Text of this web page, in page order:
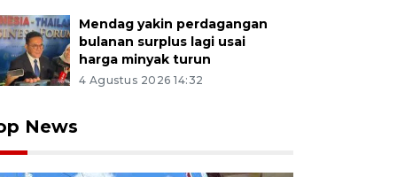
Mendag yakin perdagangan
bulanan surplus lagi usai
harga minyak turun
4 Agustus 2026 14:32
News